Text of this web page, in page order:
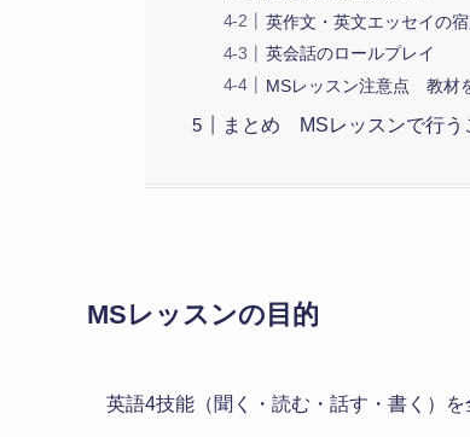
英作文・英文エッセイの
英会話のロールプレイ
MSレッスン注意点 教材
まとめ MSレッスンで行う
MSレッスンの目的
英語4技能（聞く・読む・話す・書く）